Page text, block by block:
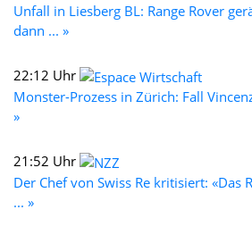
Unfall in Liesberg BL: Range Rover
dann ... »
22:12 Uhr
Monster-Prozess in Zürich: Fall
»
21:52 Uhr
Der Chef von Swiss Re kritisiert: «Das
... »